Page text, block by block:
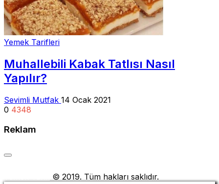
Yemek Tarifleri
Muhallebili Kabak Tatlısı Nasıl
Yapılır?
Sevimli Mutfak 14 Ocak 2021
0 4348
Reklam
© 2019. Tüm hakları saklıdır.